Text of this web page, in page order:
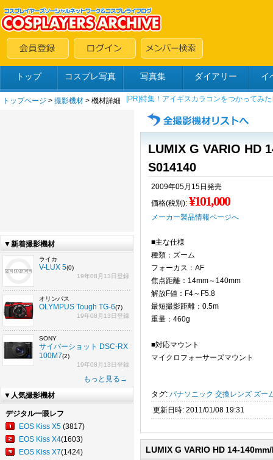
トップ コスプレ写真 写真集 ダイアリー イ
トップページ > 撮影機材 > 機材詳細
▼新着撮影機材
ライカ
V-LUX 5(0)
19年08月13日登録
オリンパス
OLYMPUS Tough TG-6(7)
19年08月13日登録
SONY
サイバーショット DSC-RX
100M7(2)
19年08月13日登録
もっと見る→
▼人気撮影機材
デジタル一眼レフ
EOS Kiss X5 (3817)
EOS Kiss X4(1603)
EOS Kiss X7(1424)
LUMIX G VARIO HD
S014140
2009年05月15日発売
価格(税別): ¥101,000
メーカー製品情報ページへ
■主な仕様
種類：ズーム
フォーカス：AF
焦点距離：14mm～140mm
解放F値：F4～F5.8
最短撮影距離：0.5m
重量：460g
■対応マウント
マイクロフォーサーズマウント
タグ: パナソニック 交換レンズ ズー
更新日時: 2011/01/08 19:31
LUMIX G VARIO HD 14-